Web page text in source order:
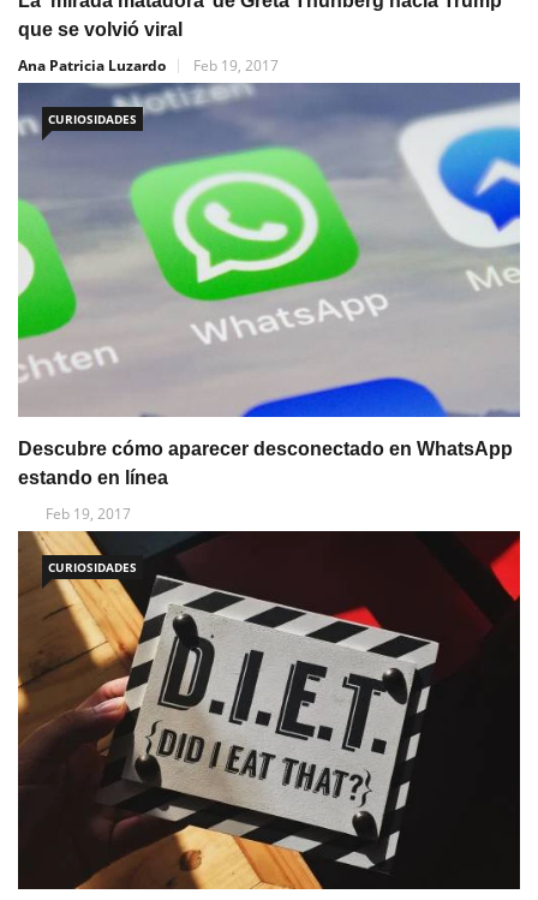
que se volvió viral
Ana Patricia Luzardo
Feb 19, 2017
CURIOSIDADES
Descubre cómo aparecer desconectado en WhatsApp
estando en línea
Feb 19, 2017
CURIOSIDADES